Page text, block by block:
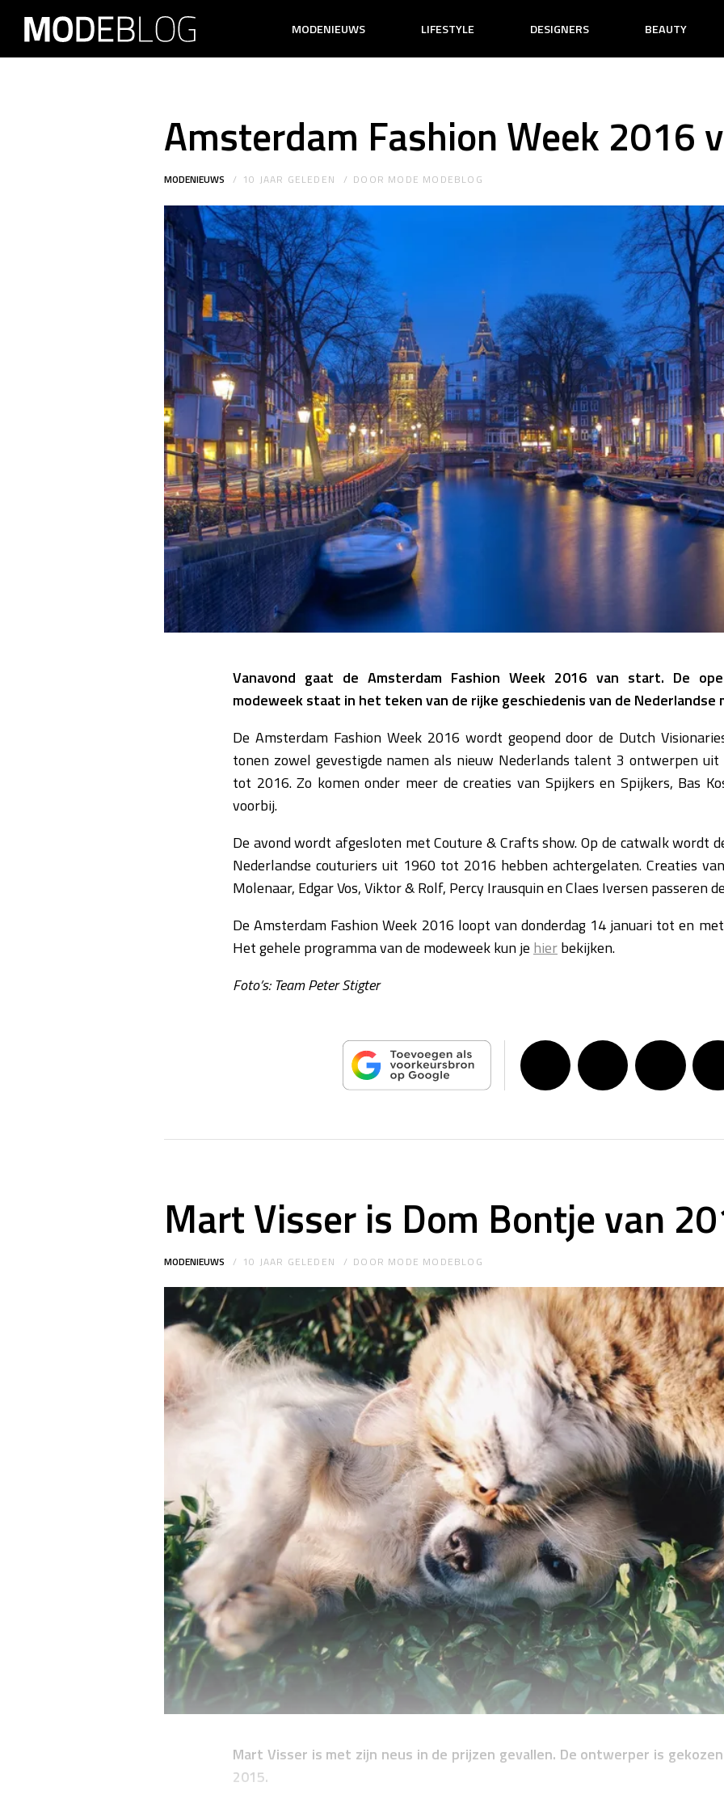
MODENIEUWS LIFESTYLE DESIGNERS BEAUTY
Amsterdam Fashion Week 2016
MODENIEUWS 10 JAAR GELEDEN DOOR MODE MODEBLOG
Vanavond gaat de Amsterdam Fashion Week 2016 van start. De
modeweek staat in het teken van de rijke geschiedenis van de Nederlandse
De Amsterdam Fashion Week 2016 wordt geopend door de Dutch
tonen zowel gevestigde namen als nieuw Nederlands talent 3 ontwerpen
tot 2016. Zo komen onder meer de creaties van Spijkers en Spijkers, Bas
voorbij.
De avond wordt afgesloten met Couture & Crafts show. Op de catwalk wordt
Nederlandse couturiers uit 1960 tot 2016 hebben achtergelaten. Creaties
Molenaar, Edgar Vos, Viktor & Rolf, Percy Irausquin en Claes Iversen passeren
De Amsterdam Fashion Week 2016 loopt van donderdag 14 januari tot en
Het gehele programma van de modeweek kun je hierbekijken.
Foto’s: Team Peter Stigter
Mart Visser is Dom Bontje van
MODENIEUWS 10 JAAR GELEDEN DOOR MODE MODEBLOG
Mart Visser is met zijn neus in de prijzen gevallen. De ontwerper is
2015.